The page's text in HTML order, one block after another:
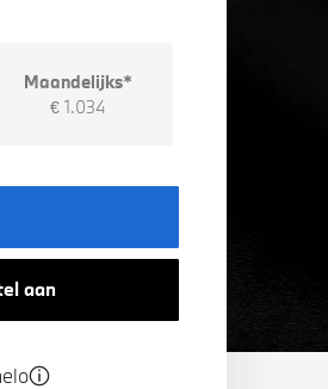
Maandelijks*
€ 1.034
aan